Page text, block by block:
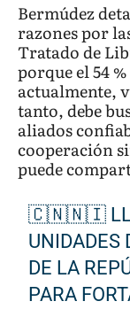
Bermúdez
razones por
Tratado de
porque el 54
actualmente,
tanto, debe
aliados
cooperación
puede
🇨🇳🇳🇮
UNIDADES
DE LA
PARA